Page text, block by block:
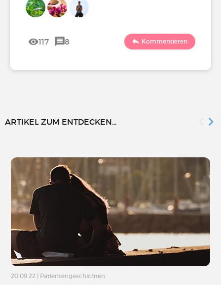
117 8 Kommentieren
ARTIKEL ZUM ENTDECKEN...
20.09.22 | Patientengeschichten